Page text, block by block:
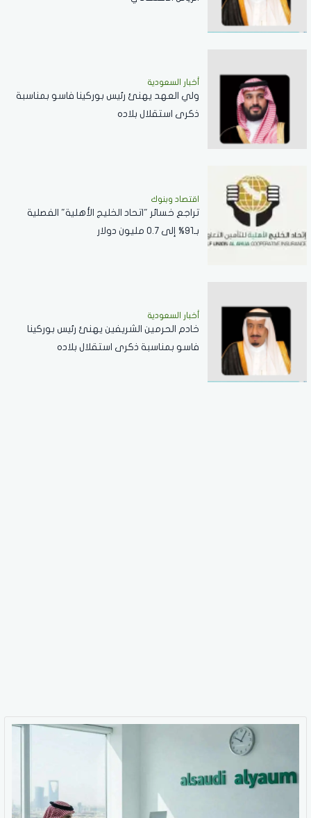
أخبار السعودية
ولي العهد يهنئ رئيس بوركينا فاسو بمناسبة
ذكرى استقلال بلاده
اقتصاد وبنوك
تراجع خسائر "اتحاد الخليج الأهلية" الفصلية
بـ91% إلى 0.7 مليون دولار
أخبار السعودية
خادم الحرمين الشريفين يهنئ رئيس بوركينا
فاسو بمناسبة ذكرى استقلال بلاده